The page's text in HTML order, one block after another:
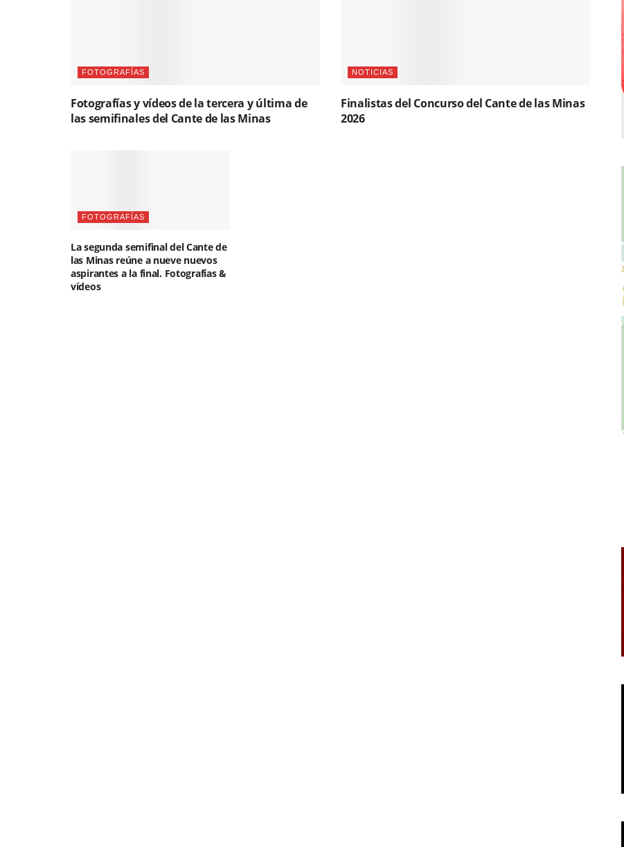
FOTOGRAFÍAS
Fotografías y vídeos de la tercera y última de
las semifinales del Cante de las Minas
NOTICIAS
Finalistas del Concurso del Cante de las Minas
2026
FOTOGRAFÍAS
La segunda semifinal del Cante de
las Minas reúne a nueve nuevos
aspirantes a la final. Fotografías &
vídeos